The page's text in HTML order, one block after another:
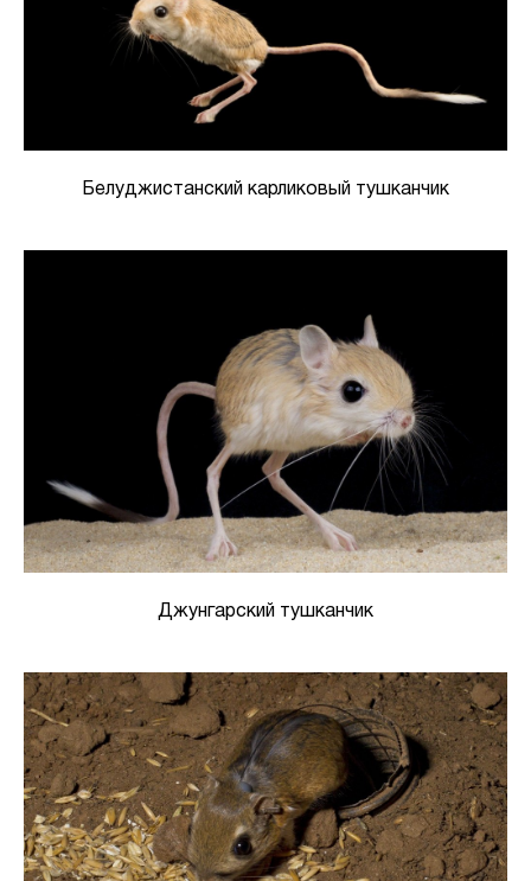
Белуджистанский карликовый тушканчик
Джунгарский тушканчик